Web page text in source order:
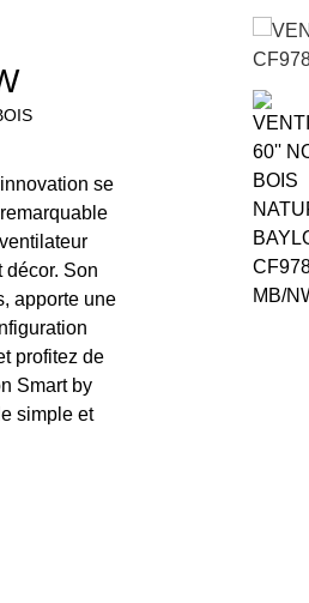
se
décor. Son
apporte une
profitez de
Smart by
simple et